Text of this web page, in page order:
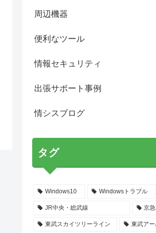
周辺機器
便利なツール
情報セキュリティ
出張サポート事例
情シスブログ
タグ
Windows10 Windowsトラブル
JR中央・総武線 京
東武スカイツリーライン 東武ア